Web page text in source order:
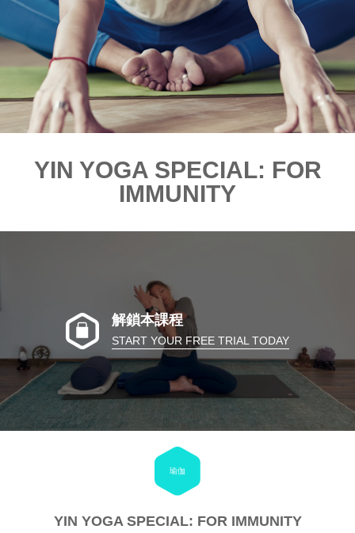
YIN YOGA SPECIAL: FOR
IMMUNITY
解鎖本課程
START YOUR FREE TRIAL TODAY
瑜伽
YIN YOGA SPECIAL: FOR IMMUNITY